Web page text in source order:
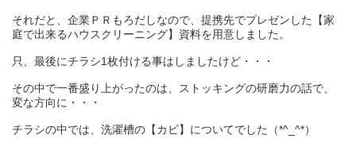
それだと、企業ＰＲもろだしなので、提携先でプレゼンした【家
庭で出来るハウスクリーニング】資料を用意しました。
只、最後にチラシ1枚付ける事はしましたけど・・・
その中で一番盛り上がったのは、ストッキングの研磨力の話で、
変な方向に・・・
チラシの中では、洗濯槽の【カビ】についてでした（*^_^*）